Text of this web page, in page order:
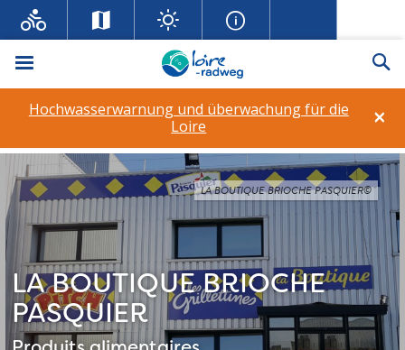
Menü
×
Hochwasserwarnung und überwachung für die
Loire
LA BOUTIQUE BRIOCHE
PASQUIER
LA BOUTIQUE BRIOCHE PASQUIER©